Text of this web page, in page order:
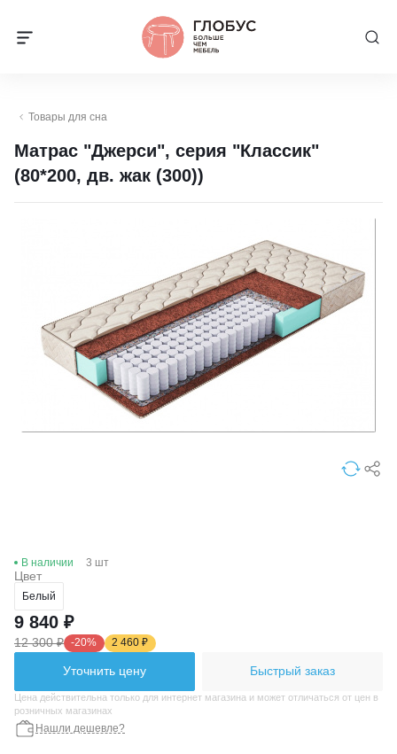
Товары для сна
Матрас "Джерси", серия "Классик"
(80*200, дв. жак (300))
В наличии 3 шт
Цвет
Белый
9 840 ₽
12 300 ₽ -20% 2 460 ₽
Уточнить цену Быстрый заказ
Цена действительна только для интернет магазина и может отличаться от цен в
розничных магазинах
Нашли дешевле?